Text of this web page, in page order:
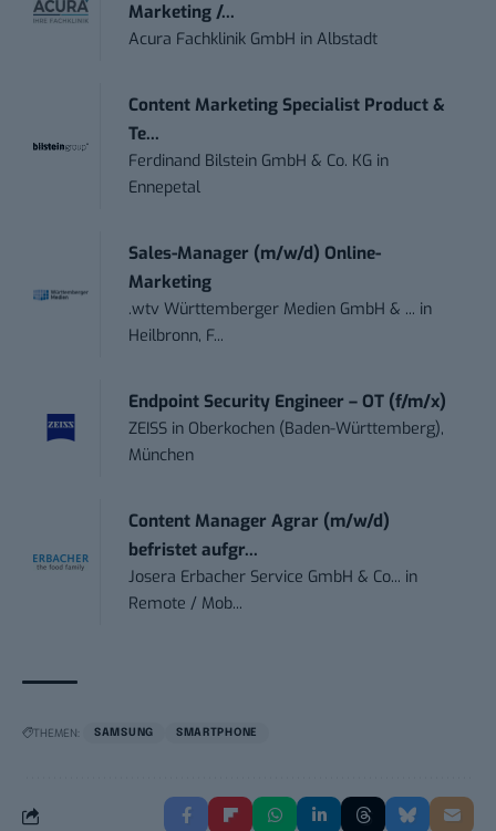
Marketing /...
Acura Fachklinik GmbH inAlbstadt
Content Marketing Specialist Product &
Te...
Ferdinand Bilstein GmbH & Co. KG in
Ennepetal
Sales-Manager (m/w/d) Online-
Marketing
.wtv Württemberger Medien GmbH & ... in
Heilbronn, F...
Endpoint Security Engineer – OT (f/m/x)
ZEISS in Oberkochen (Baden-Württemberg),
München
Content Manager Agrar (m/w/d)
befristet aufgr...
Josera Erbacher Service GmbH & Co... in
Remote / Mob...
THEMEN: SAMSUNG SMARTPHONE